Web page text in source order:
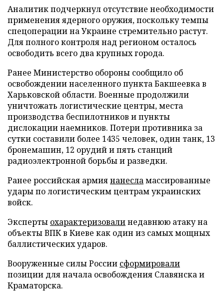
Аналитик подчеркнул отсутствие необходимости
применения ядерного оружия, поскольку темпы
спецоперации на Украине стремительно растут.
Для полного контроля над регионом осталось
освободить всего два крупных города.
Ранее Министерство обороны сообщило об
освобождении населенного пункта Бакшеевка в
Харьковской области. Военные продолжили
уничтожать логистические центры, места
производства беспилотников и пункты
дислокации наемников. Потери противника за
сутки составили более 1435 человек, один танк, 13
бронемашин, 12 орудий и пять станций
радиоэлектронной борьбы и разведки.
Ранее российская армиянанесламассированные
удары по логистическим центрам украинских
войск.
Эксперты охарактеризовалинедавнюю атаку на
объекты ВПК в Киеве как один из самых мощных
баллистических ударов.
Вооруженные силы России сформировали
позиции для начала освобождения Славянска и
Краматорска.